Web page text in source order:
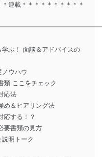
連載＊＊＊＊＊＊＊＊＊＊
学ぶ！ 面談＆アドバイスの
ノウハウ
類 ここをチェック
応法
め＆ヒアリング法
応する！？
要書類の見方
説明トーク